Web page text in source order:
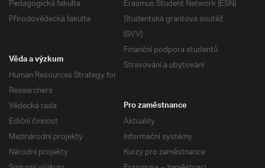
Pedagogická fakulta
Přírodovědecká fakulta
Erasmus Student Network (ESN)
Studentská grantová soutěž
(SVV)
Finanční podpora studentů
Stravování a ubytování
Věda a výzkum
Human Resources Strategy for
Researchers
Vědecká rada
Ediční činnost
Mezinárodní projekty
Národní projekty
Pro zaměstnance
Aktuality
Informační systémy
Kurzy pro zaměstnance